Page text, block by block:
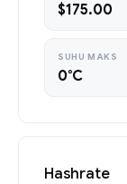
$175.00
SUHU MAKS
0°C
Hashrate